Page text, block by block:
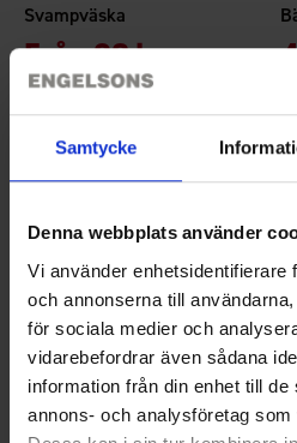
Samtycke
Denna webbplats använder
Vi använder enhetsidentifierare
och annonserna till
för sociala medier och
vidarebefordrar även sådana
information från din enhet till
annons- och analysföretag
Svampväska
Från98 kr
Betyg: 4.2 utav 5 stjärnor
Briv
8928